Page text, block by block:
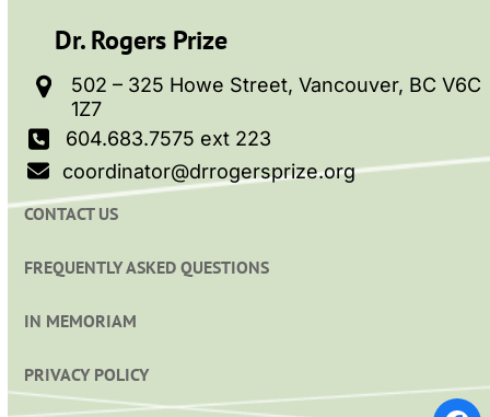
Dr. Rogers Prize
502 – 325 Howe Street, Vancouver, BC V6C
1Z7
604.683.7575 ext 223
coordinator@drrogersprize.org
CONTACT US
FREQUENTLY ASKED QUESTIONS
IN MEMORIAM
PRIVACY POLICY